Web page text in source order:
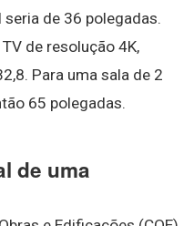
de 36 polegadas.
de resolução 4K,
Para uma sala de 2
65 polegadas.
de uma